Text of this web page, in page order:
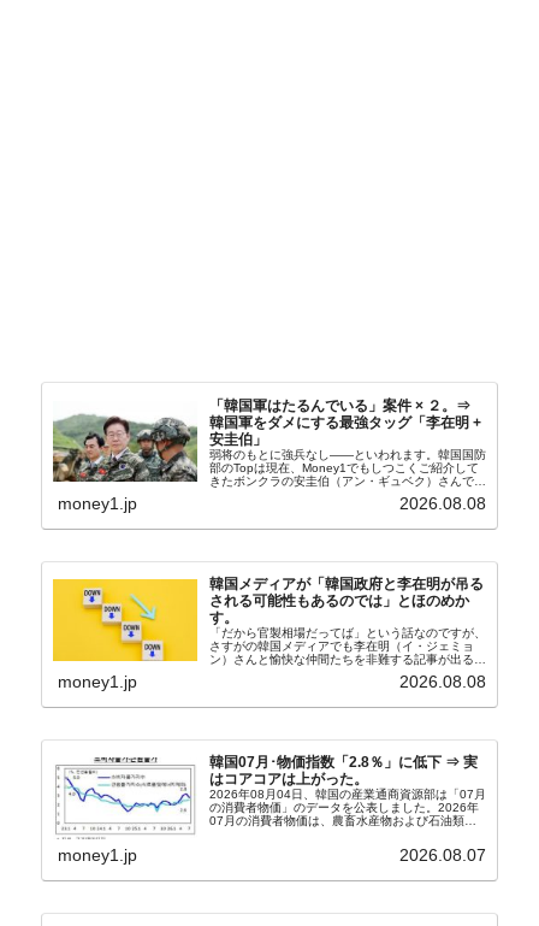
「韓国軍はたるんでいる」案件 × ２。⇒
韓国軍をダメにする最強タッグ「李在明 +
安圭伯」
弱将のもとに強兵なし――といわれます。韓国国防
部のTopは現在、Money1でもしつこくご紹介して
きたボンクラの安圭伯（アン・ギュベク）さんで
さんと「韓国初の文官上がり」の国防部長官安圭伯
money1.jp 2026.08.08
韓国メディアが「韓国政府と李在明が吊る
される可能性もあるのでは」とほのめか
す。
「だから官製相場だってば」という話なのですが、
さすがの韓国メディアでも李在明（イ・ジェミョ
ン）さんと愉快な仲間たちを非難する記事が出るよ
『朝鮮日報』に面白い記事が出ています。「東西南
money1.jp 2026.08.08
韓国07月･物価指数「2.8％」に低下 ⇒ 実
はコアコアは上がった。
2026年08月04日、韓国の産業通商資源部は「07月
の消費者物価」のデータを公表しました。2026年
07月の消費者物価は、農畜水産物および石油類の
2.8％上昇（06月は3.2％）となり、上昇率は前...
money1.jp 2026.08.07